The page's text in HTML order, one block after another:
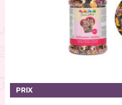
Peintures alimentaires (38)
Chocolats / Candy Melts (36)
Colles comestibles (2)
Glaçages (32)
Gâteaux (11)
PRIX